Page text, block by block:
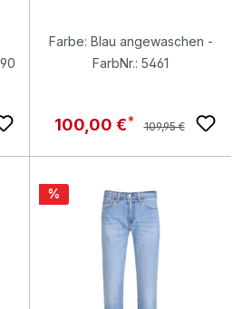
Farbe: Blau angewaschen -
FarbNr.: 5461
Verkaufspreis:
100,00 € Regulärer Preis:
109,95 €
Rabatt
%